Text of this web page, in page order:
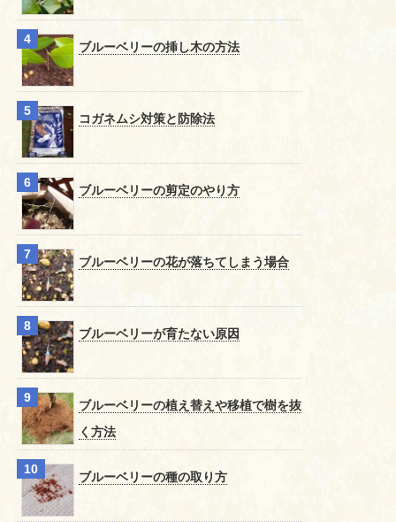
ブルーベリーの挿し木の方法
コガネムシ対策と防除法
ブルーベリーの剪定のやり方
ブルーベリーの花が落ちてしまう場合
ブルーベリーが育たない原因
ブルーベリーの植え替えや移植で樹を抜
く方法
ブルーベリーの種の取り方